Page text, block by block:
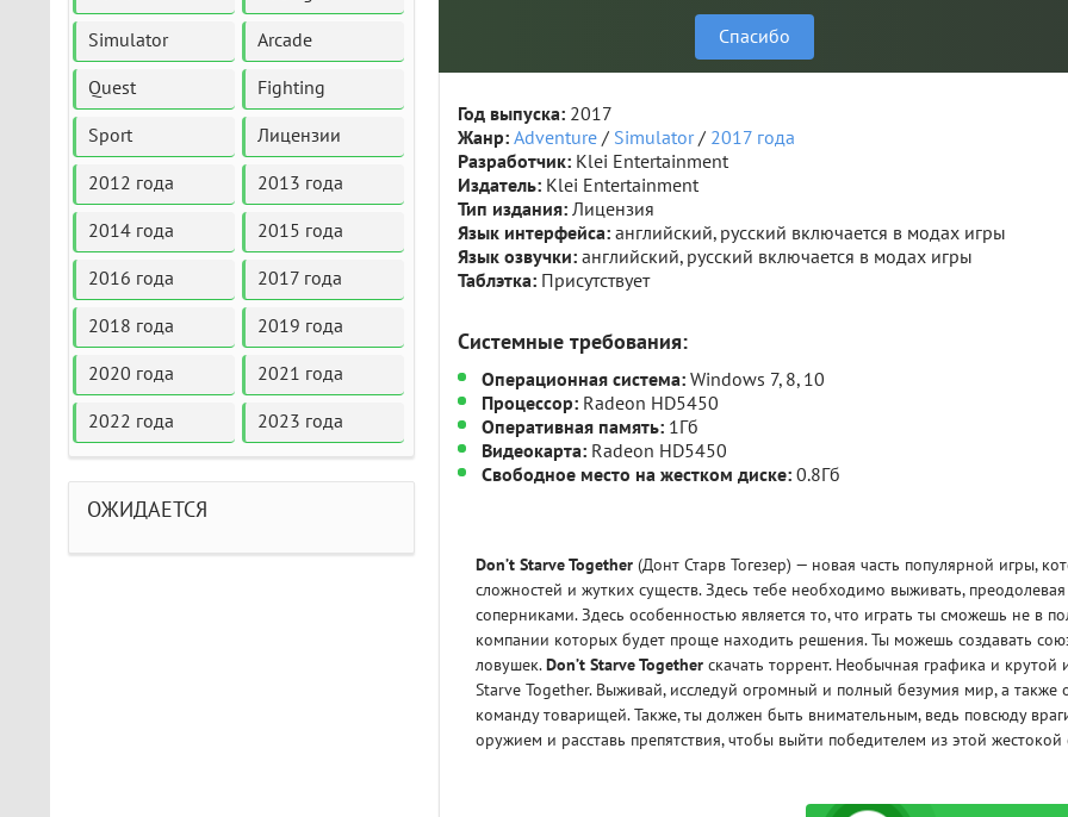
Спасибо
Год выпуска: 2017
Жанр:Adventure / Simulator/ 2017 года
Разработчик: Klei Entertainment
Издатель: Klei Entertainment
Тип издания: Лицензия
Язык интерфейса:английский, русский включается в модах игры
Язык озвучки:английский, русский включается в модах игры
Таблэтка: Присутствует
Системные требования:
Операционная система: Windows 7, 8, 10
Процессор: Radeon HD5450
Оперативная память: 1Гб
Видеокарта: Radeon HD5450
Свободное место на жестком диске: 0.8Гб
Don’t Starve Together (Донт Старв Тогезер) — новая часть популярной игры,
сложностей и жутких существ. Здесь тебе необходимо выживать,
соперниками. Здесь особенностью является то, что играть ты сможешь не в
компании которых будет проще находить решения. Ты можешь создавать
ловушек.Don’t Starve Togetherскачать торрент. Необычная графика и
Starve Together. Выживай, исследуй огромный и полный безумия мир, а также
команду товарищей. Также, ты должен быть внимательным, ведь повсюду
оружием и расставь препятствия, чтобы выйти победителем из этой жестокой
Simulator Arcade
Quest Fighting
Sport Лицензии
2012 года 2013 года
2014 года 2015 года
2016 года 2017 года
2018 года 2019 года
2020 года 2021 года
2022 года 2023 года
ОЖИДАЕТСЯ